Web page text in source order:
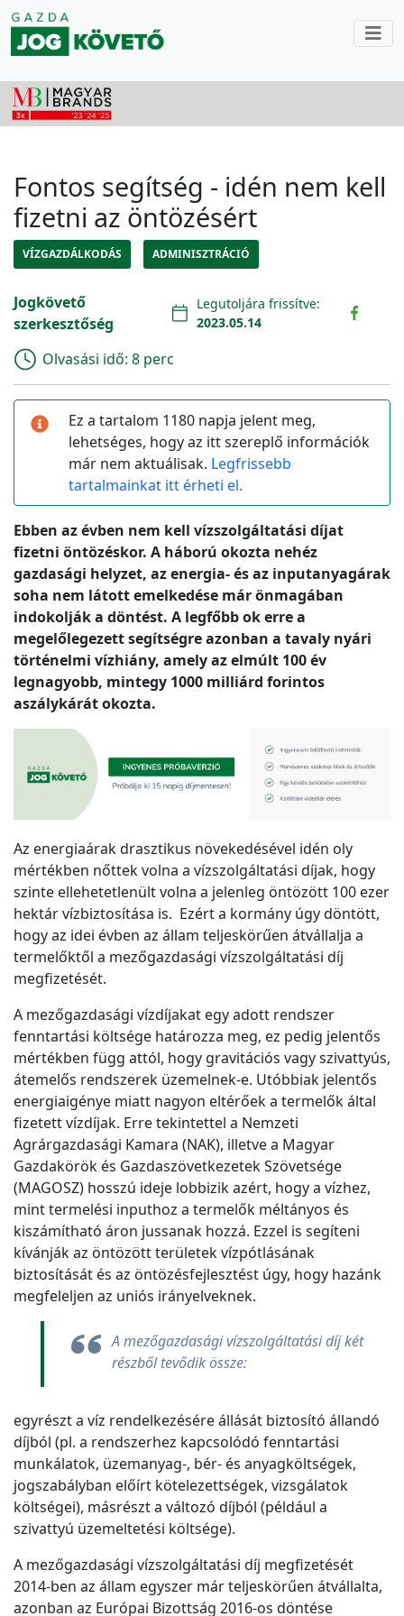
Fontos segítség - idén nem kell
fizetni az öntözésért
VÍZGAZDÁLKODÁS ADMINISZTRÁCIÓ
Jogkövető
szerkesztőség
Legutoljára frissítve:
2023.05.14
Olvasási idő: 8 perc
Ez a tartalom 1180 napja jelent meg,
lehetséges, hogy az itt szereplő információk
már nem aktuálisak. Legfrissebb
tartalmainkat itt érheti el.
Ebben az évben nem kell vízszolgáltatási díjat
fizetni öntözéskor. A háború okozta nehéz
gazdasági helyzet, az energia- és az inputanyagárak
soha nem látott emelkedése már önmagában
indokolják a döntést. A legfőbb ok erre a
megelőlegezett segítségre azonban a tavaly nyári
történelmi vízhiány, amely az elmúlt 100 év
legnagyobb, mintegy 1000 milliárd forintos
aszálykárát okozta.
Az energiaárak drasztikus növekedésével idén oly
mértékben nőttek volna a vízszolgáltatási díjak, hogy
szinte ellehetetlenült volna a jelenleg öntözött 100 ezer
hektár vízbiztosítása is. Ezért a kormány úgy döntött,
hogy az idei évben az állam teljeskörűen átvállalja a
termelőktől a mezőgazdasági vízszolgáltatási díj
megfizetését.
A mezőgazdasági vízdíjakat egy adott rendszer
fenntartási költsége határozza meg, ez pedig jelentős
mértékben függ attól, hogy gravitációs vagy szivattyús,
átemelős rendszerek üzemelnek-e. Utóbbiak jelentős
energiaigénye miatt nagyon eltérőek a termelők által
fizetett vízdíjak. Erre tekintettel a Nemzeti
Agrárgazdasági Kamara (NAK), illetve a Magyar
Gazdakörök és Gazdaszövetkezetek Szövetsége
(MAGOSZ) hosszú ideje lobbizik azért, hogy a vízhez,
mint termelési inputhoz a termelők méltányos és
kiszámítható áron jussanak hozzá. Ezzel is segíteni
kívánják az öntözött területek vízpótlásának
biztosítását és az öntözésfejlesztést úgy, hogy hazánk
megfeleljen az uniós irányelveknek.
A mezőgazdasági vízszolgáltatási díj két
részből tevődik össze:
egyrészt a víz rendelkezésére állását biztosító állandó
díjból (pl. a rendszerhez kapcsolódó fenntartási
munkálatok, üzemanyag-, bér- és anyagköltségek,
jogszabályban előírt kötelezettségek, vizsgálatok
költségei), másrészt a változó díjból (például a
szivattyú üzemeltetési költsége).
A mezőgazdasági vízszolgáltatási díj megfizetését
2014-ben az állam egyszer már teljeskörűen átvállalta,
azonban az Európai Bizottság 2016-os döntése